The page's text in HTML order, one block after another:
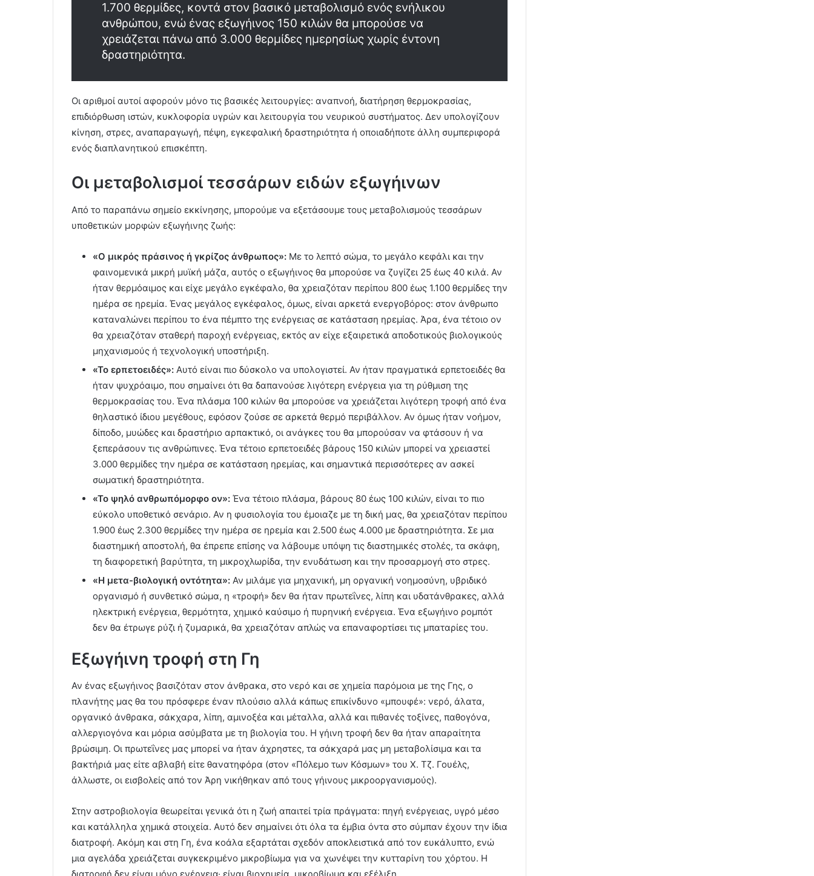
1.700 θερμίδες, κοντά στον βασικό μεταβολισμό ενός ενήλικου
ανθρώπου, ενώ ένας εξωγήινος 150 κιλών θα μπορούσε να
χρειάζεται πάνω από 3.000 θερμίδες ημερησίως χωρίς έντονη
δραστηριότητα.
Οι αριθμοί αυτοί αφορούν μόνο τις βασικές λειτουργίες: αναπνοή, διατήρηση θερμοκρασίας,
επιδιόρθωση ιστών, κυκλοφορία υγρών και λειτουργία του νευρικού συστήματος. Δεν υπολογίζουν
κίνηση, στρες, αναπαραγωγή, πέψη, εγκεφαλική δραστηριότητα ή οποιαδήποτε άλλη συμπεριφορά
ενός διαπλανητικού επισκέπτη.
Οι μεταβολισμοί τεσσάρων ειδών εξωγήινων
Από το παραπάνω σημείο εκκίνησης, μπορούμε να εξετάσουμε τους μεταβολισμούς τεσσάρων
υποθετικών μορφών εξωγήινης ζωής:
«Ο μικρός πράσινος ή γκρίζος άνθρωπος»: Με το λεπτό σώμα, το μεγάλο κεφάλι και την
φαινομενικά μικρή μυϊκή μάζα, αυτός ο εξωγήινος θα μπορούσε να ζυγίζει 25 έως 40 κιλά. Αν
ήταν θερμόαιμος και είχε μεγάλο εγκέφαλο, θα χρειαζόταν περίπου 800 έως 1.100 θερμίδες την
ημέρα σε ηρεμία. Ένας μεγάλος εγκέφαλος, όμως, είναι αρκετά ενεργοβόρος: στον άνθρωπο
καταναλώνει περίπου το ένα πέμπτο της ενέργειας σε κατάσταση ηρεμίας. Άρα, ένα τέτοιο ον
θα χρειαζόταν σταθερή παροχή ενέργειας, εκτός αν είχε εξαιρετικά αποδοτικούς βιολογικούς
μηχανισμούς ή τεχνολογική υποστήριξη.
«Το ερπετοειδές»: Αυτό είναι πιο δύσκολο να υπολογιστεί. Αν ήταν πραγματικά ερπετοειδές θα
ήταν ψυχρόαιμο, που σημαίνει ότι θα δαπανούσε λιγότερη ενέργεια για τη ρύθμιση της
θερμοκρασίας του. Ένα πλάσμα 100 κιλών θα μπορούσε να χρειάζεται λιγότερη τροφή από ένα
θηλαστικό ίδιου μεγέθους, εφόσον ζούσε σε αρκετά θερμό περιβάλλον. Αν όμως ήταν νοήμον,
δίποδο, μυώδες και δραστήριο αρπακτικό, οι ανάγκες του θα μπορούσαν να φτάσουν ή να
ξεπεράσουν τις ανθρώπινες. Ένα τέτοιο ερπετοειδές βάρους 150 κιλών μπορεί να χρειαστεί
3.000 θερμίδες την ημέρα σε κατάσταση ηρεμίας, και σημαντικά περισσότερες αν ασκεί
σωματική δραστηριότητα.
«Το ψηλό ανθρωπόμορφο ον»: Ένα τέτοιο πλάσμα, βάρους 80 έως 100 κιλών, είναι το πιο
εύκολο υποθετικό σενάριο. Αν η φυσιολογία του έμοιαζε με τη δική μας, θα χρειαζόταν περίπου
1.900 έως 2.300 θερμίδες την ημέρα σε ηρεμία και 2.500 έως 4.000 με δραστηριότητα. Σε μια
διαστημική αποστολή, θα έπρεπε επίσης να λάβουμε υπόψη τις διαστημικές στολές, τα σκάφη,
τη διαφορετική βαρύτητα, τη μικροχλωρίδα, την ενυδάτωση και την προσαρμογή στο στρες.
«Η μετα-βιολογική οντότητα»: Αν μιλάμε για μηχανική, μη οργανική νοημοσύνη, υβριδικό
οργανισμό ή συνθετικό σώμα, η «τροφή» δεν θα ήταν πρωτεΐνες, λίπη και υδατάνθρακες, αλλά
ηλεκτρική ενέργεια, θερμότητα, χημικό καύσιμο ή πυρηνική ενέργεια. Ένα εξωγήινο ρομπότ
δεν θα έτρωγε ρύζι ή ζυμαρικά, θα χρειαζόταν απλώς να επαναφορτίσει τις μπαταρίες του.
Εξωγήινη τροφή στη Γη
Αν ένας εξωγήινος βασιζόταν στον άνθρακα, στο νερό και σε χημεία παρόμοια με της Γης, ο
πλανήτης μας θα του πρόσφερε έναν πλούσιο αλλά κάπως επικίνδυνο «μπουφέ»: νερό, άλατα,
οργανικό άνθρακα, σάκχαρα, λίπη, αμινοξέα και μέταλλα, αλλά και πιθανές τοξίνες, παθογόνα,
αλλεργιογόνα και μόρια ασύμβατα με τη βιολογία του. Η γήινη τροφή δεν θα ήταν απαραίτητα
βρώσιμη. Οι πρωτεΐνες μας μπορεί να ήταν άχρηστες, τα σάκχαρά μας μη μεταβολίσιμα και τα
βακτήριά μας είτε αβλαβή είτε θανατηφόρα (στον «Πόλεμο των Κόσμων» του Χ. Τζ. Γουέλς,
άλλωστε, οι εισβολείς από τον Άρη νικήθηκαν από τους γήινους μικροοργανισμούς).
Στην αστροβιολογία θεωρείται γενικά ότι η ζωή απαιτεί τρία πράγματα: πηγή ενέργειας, υγρό μέσο
και κατάλληλα χημικά στοιχεία. Αυτό δεν σημαίνει ότι όλα τα έμβια όντα στο σύμπαν έχουν την ίδια
διατροφή. Ακόμη και στη Γη, ένα κοάλα εξαρτάται σχεδόν αποκλειστικά από τον ευκάλυπτο, ενώ
μια αγελάδα χρειάζεται συγκεκριμένο μικροβίωμα για να χωνέψει την κυτταρίνη του χόρτου. Η